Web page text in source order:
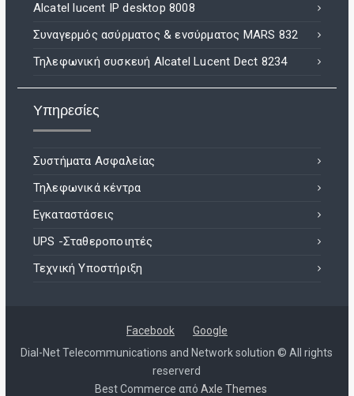
Alcatel lucent IP desktop 8008
Συναγερμός ασύρματος & ενσύρματος MARS 832
Τηλεφωνική συσκευή Alcatel Lucent Dect 8234
Υπηρεσίες
Συστήματα Ασφαλείας
Τηλεφωνικά κέντρα
Εγκαταστάσεις
UPS -Σταθεροποιητές
Τεχνική Υποστήριξη
Facebook
Google
Dial-Net Telecommunications and Network solution © All rights
reserverd
Best Commerce από Axle Themes